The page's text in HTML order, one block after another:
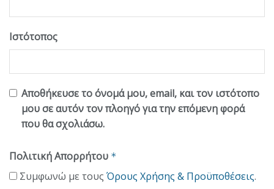
Ιστότοπος
Αποθήκευσε το όνομά μου, email, και τον ιστότοπο
μου σε αυτόν τον πλοηγό για την επόμενη φορά
που θα σχολιάσω.
Πολιτική Απορρήτου *
Συμφωνώ με τους Όρους Χρήσης & Προϋποθέσεις.